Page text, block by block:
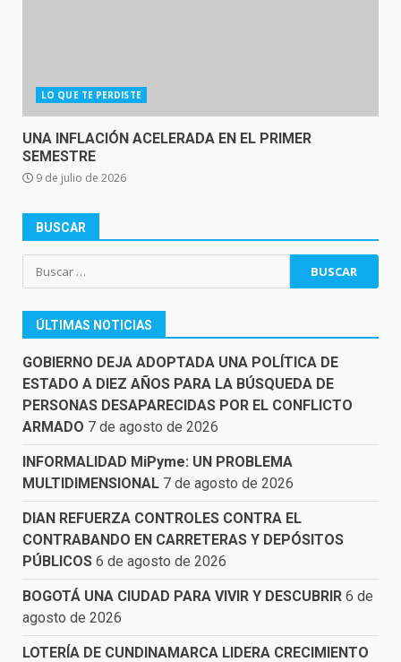
LO QUE TE PERDISTE
UNA INFLACIÓN ACELERADA EN EL PRIMER
SEMESTRE
9 de julio de 2026
BUSCAR
Buscar:
ÚLTIMAS NOTICIAS
GOBIERNO DEJA ADOPTADA UNA POLÍTICA DE
ESTADO A DIEZ AÑOS PARA LA BÚSQUEDA DE
PERSONAS DESAPARECIDAS POR EL CONFLICTO
ARMADO 7 de agosto de 2026
INFORMALIDAD MiPyme: UN PROBLEMA
MULTIDIMENSIONAL 7 de agosto de 2026
DIAN REFUERZA CONTROLES CONTRA EL
CONTRABANDO EN CARRETERAS Y DEPÓSITOS
PÚBLICOS 6 de agosto de 2026
BOGOTÁ UNA CIUDAD PARA VIVIR Y DESCUBRIR 6 de
agosto de 2026
LOTERÍA DE CUNDINAMARCA LIDERA CRECIMIENTO